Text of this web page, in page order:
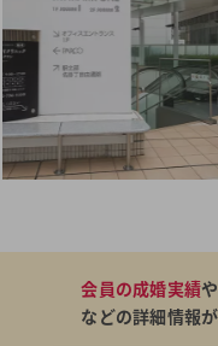
会員の成婚実績や
などの詳細情報